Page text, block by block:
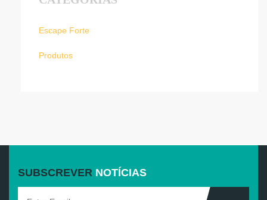
Escape Forte
Produtos
SUBSCREVER NOTÍCIAS